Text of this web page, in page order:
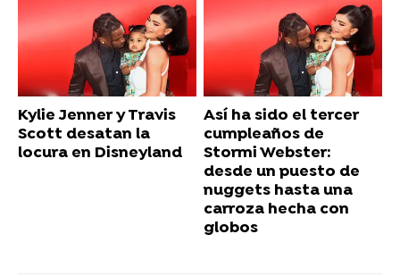
Kylie Jenner y Travis
Scott desatan la
locura en Disneyland
Así ha sido el tercer
cumpleaños de
Stormi Webster:
desde un puesto de
nuggets hasta una
carroza hecha con
globos